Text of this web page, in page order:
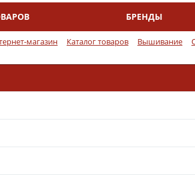
БРЕНДЫ
магазин Каталог товаров Вышивание